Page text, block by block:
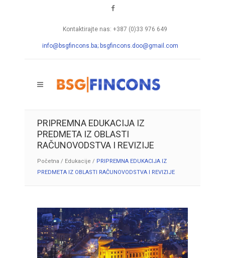
Kontaktirajte nas: +387 (0)33 976 649
info@bsgfincons.ba; bsgfincons.doo@gmail.com
PRIPREMNA EDUKACIJA IZ
PREDMETA IZ OBLASTI
RAČUNOVODSTVA I REVIZIJE
Početna / Edukacije / PRIPREMNA EDUKACIJA IZ
PREDMETA IZ OBLASTI RAČUNOVODSTVA I REVIZIJE